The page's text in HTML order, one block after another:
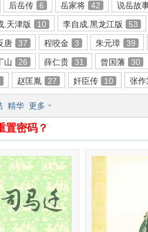
后岳传 6 岳家将 42
说岳故
.天津版 10 李自成.黑龙江版
53
唐 37 程咬金 3 朱元璋
39
山 26 薛仁贵 31 曾国藩
30
赵匡胤 27 奸臣传 10 张作
精华 更多
置密码？